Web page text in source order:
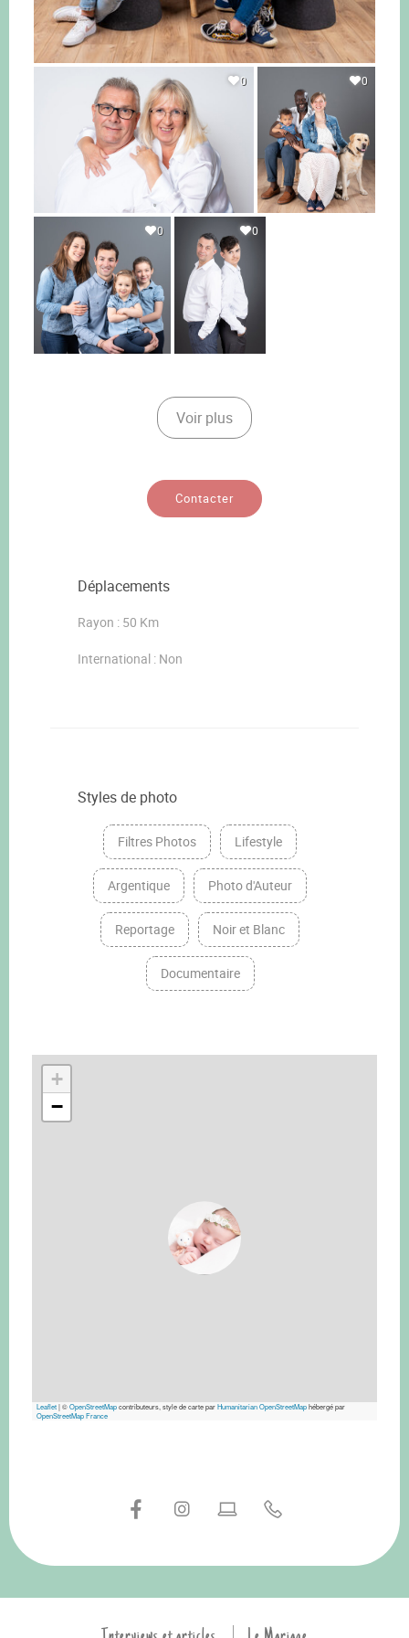
0 0
0 0
Voir plus
Contacter
Déplacements
Rayon : 50 Km
International : Non
Styles de photo
Filtres Photos Lifestyle
Argentique Photo d'Auteur
Reportage Noir et Blanc
Documentaire
+
−
Leaflet|©OpenStreetMapcontributeurs, style de carte parHumanitarian OpenStreetMaphébergé par
OpenStreetMap France